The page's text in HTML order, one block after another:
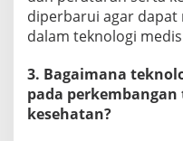
diperbarui agar
dalam teknologi
3. Bagaimana
pada
kesehatan?